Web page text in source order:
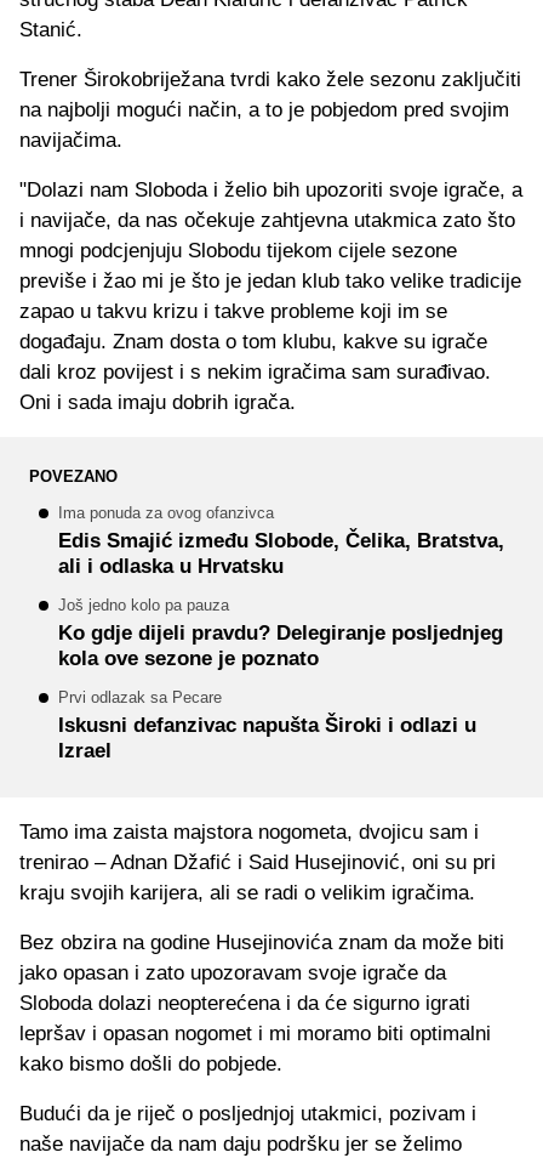
Stanić.
Trener Širokobriježana tvrdi kako žele sezonu zaključiti
na najbolji mogući način, a to je pobjedom pred svojim
navijačima.
"Dolazi nam Sloboda i želio bih upozoriti svoje igrače, a
i navijače, da nas očekuje zahtjevna utakmica zato što
mnogi podcjenjuju Slobodu tijekom cijele sezone
previše i žao mi je što je jedan klub tako velike tradicije
zapao u takvu krizu i takve probleme koji im se
događaju. Znam dosta o tom klubu, kakve su igrače
dali kroz povijest i s nekim igračima sam surađivao.
Oni i sada imaju dobrih igrača.
POVEZANO
Ima ponuda za ovog ofanzivca
Edis Smajić između Slobode, Čelika, Bratstva,
ali i odlaska u Hrvatsku
Još jedno kolo pa pauza
Ko gdje dijeli pravdu? Delegiranje posljednjeg
kola ove sezone je poznato
Prvi odlazak sa Pecare
Iskusni defanzivac napušta Široki i odlazi u
Izrael
Tamo ima zaista majstora nogometa, dvojicu sam i
trenirao – Adnan Džafić i Said Husejinović, oni su pri
kraju svojih karijera, ali se radi o velikim igračima.
Bez obzira na godine Husejinovića znam da može biti
jako opasan i zato upozoravam svoje igrače da
Sloboda dolazi neopterećena i da će sigurno igrati
lepršav i opasan nogomet i mi moramo biti optimalni
kako bismo došli do pobjede.
Budući da je riječ o posljednjoj utakmici, pozivam i
naše navijače da nam daju podršku jer se želimo